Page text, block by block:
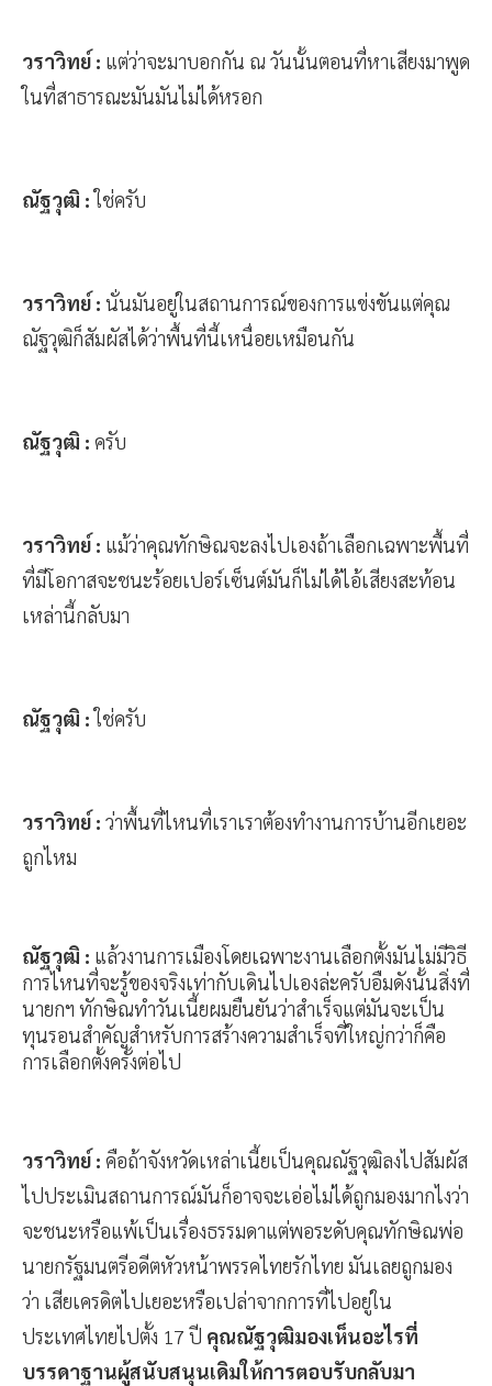
วราวิทย์ : แต่ว่าจะมาบอกกัน ณ วันนั้นตอนที่หาเสียงมาพูด
ในที่สาธารณะมันมันไม่ได้หรอก
ณัฐวุฒิ :ใช่ครับ
วราวิทย์ : นั่นมันอยู่ในสถานการณ์ของการแข่งขันแต่คุณ
ณัฐวุฒิก็สัมผัสได้ว่าพื้นที่นี้เหนื่อยเหมือนกัน
ณัฐวุฒิ : ครับ
วราวิทย์ : แม้ว่าคุณทักษิณจะลงไปเองถ้าเลือกเฉพาะพื้นที่
ที่มีโอกาสจะชนะร้อยเปอร์เซ็นต์มันก็ไม่ได้ไอ้เสียงสะท้อน
เหล่านี้กลับมา
ณัฐวุฒิ :ใช่ครับ
วราวิทย์ : ว่าพื้นที่ไหนที่เราเราต้องทำงานการบ้านอีกเยอะ
ถูกไหม
ณัฐวุฒิ : แล้วงานการเมืองโดยเฉพาะงานเลือกตั้งมันไม่มีวิธี
การไหนที่จะรู้ของจริงเท่ากับเดินไปเองล่ะครับอืมดังนั้นสิ่งที่
นายกฯ ทักษิณทำวันเนี้ยผมยืนยันว่าสำเร็จแต่มันจะเป็น
ทุนรอนสำคัญสำหรับการสร้างความสำเร็จที่ใหญ่กว่าก็คือ
การเลือกตั้งครั้งต่อไป
วราวิทย์ : คือถ้าจังหวัดเหล่าเนี้ยเป็นคุณณัฐวุฒิลงไปสัมผัส
ไปประเมินสถานการณ์มันก็อาจจะเอ่อไม่ได้ถูกมองมากไงว่า
จะชนะหรือแพ้เป็นเรื่องธรรมดาแต่พอระดับคุณทักษิณพ่อ
นายกรัฐมนตรีอดีตหัวหน้าพรรคไทยรักไทย มันเลยถูกมอง
ว่า เสียเครดิตไปเยอะหรือเปล่าจากการที่ไปอยู่ใน
ประเทศไทยไปตั้ง 17 ปี คุณณัฐวุฒิมองเห็นอะไรที่
บรรดาฐานผู้สนับสนุนเดิมให้การตอบรับกลับมา